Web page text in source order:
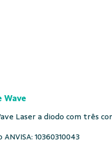
Wave
Laser a diodo com três
ANVISA: 10360310043